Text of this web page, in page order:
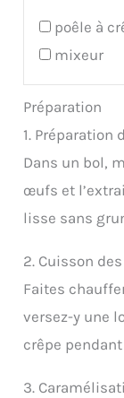
poêle à
mixeur
Préparation
1. Préparation
Dans un bol,
œufs et
lisse sans
2. Cuisson
Faites
versez-y une
crêpe
3.